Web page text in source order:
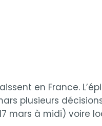
en France.
plusieurs
mars à midi) voire